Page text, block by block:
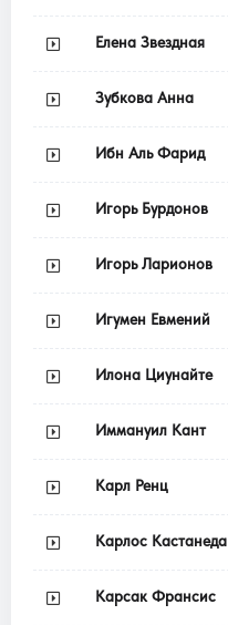
Елена Звездная
Зубкова Анна
Ибн Аль Фарид
Игорь Бурдонов
Игорь Ларионов
Игумен Евмений
Илона Циунайте
Иммануил Кант
Карл Ренц
Карлос Кастанеда
Карсак Франсис